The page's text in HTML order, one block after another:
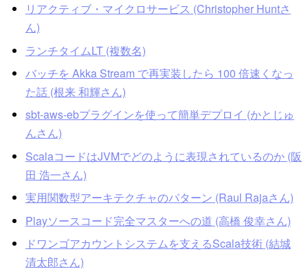
リアクティブ・マイクロサービス (Christopher Huntさ
ん)
ランチタイムLT (複数名)
バッチを Akka Stream で再実装したら 100 倍速くなっ
た話 (根来 和輝さん)
sbt-aws-ebプラグインを使って簡単デプロイ (かとじゅ
んさん)
ScalaコードはJVMでどのように表現されているのか (阪
田 浩一さん)
実用関数型アーキテクチャのパターン (Raul Rajaさん)
Playソースコード完全マスターへの道 (高橋 俊幸さん)
ドワンゴアカウントシステムを支えるScala技術 (結城
清太郎さん)